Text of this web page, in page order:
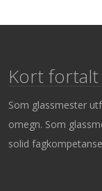
Kort fortalt
Som glassmester
omegn. Som
solid